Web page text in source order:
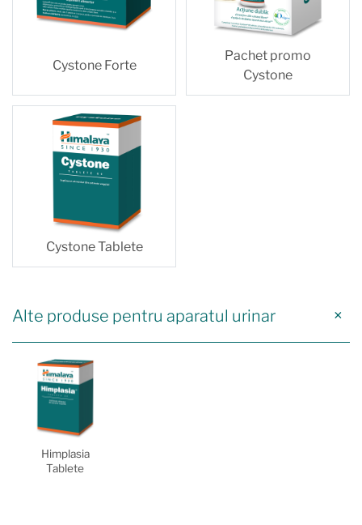
Cystone Forte
Pachet promo
Cystone
Cystone Tablete
Alte produse pentru aparatul urinar
Himplasia
Tablete